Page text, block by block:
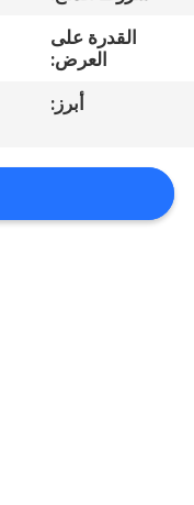
الجودة
اطلب
القدرة على
العرض:
أبرز: